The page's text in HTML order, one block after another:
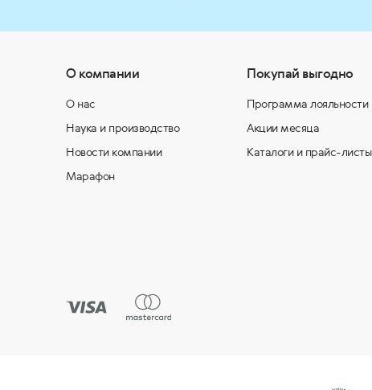
О компании
О нас
Наука и производство
Новости компании
Марафон
Покупай выгодно
Программа лояльности
Акции месяца
Каталоги и прайс-листы